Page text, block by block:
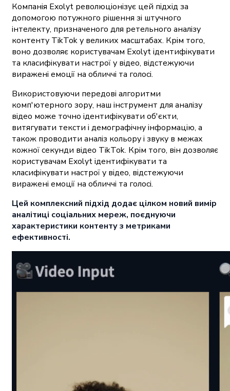
Компанія Exolyt революціонізує цей підхід за
допомогою потужного рішення зі штучного
інтелекту, призначеного для ретельного аналізу
контенту TikTok у великих масштабах. Крім того,
воно дозволяє користувачам Exolyt ідентифікувати
та класифікувати настрої у відео, відстежуючи
виражені емоції на обличчі та голосі.
Використовуючи передові алгоритми
комп'ютерного зору, наш інструмент для аналізу
відео може точно ідентифікувати об'єкти,
витягувати тексти і демографічну інформацію, а
також проводити аналіз кольору і звуку в межах
кожної секунди відео TikTok. Крім того, він дозволяє
користувачам Exolyt ідентифікувати та
класифікувати настрої у відео, відстежуючи
виражені емоції на обличчі та голосі.
Цей комплексний підхід додає цілком новий вимір
аналітиці соціальних мереж, поєднуючи
характеристики контенту з метриками
ефективності.